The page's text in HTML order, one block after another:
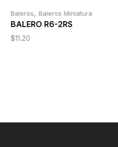
Baleros, Baleros Miniatura
BALERO R6-2RS
$11.20